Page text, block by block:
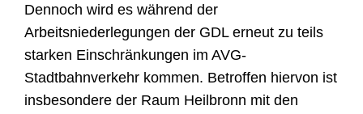
Dennoch wird es während der
Arbeitsniederlegungen der GDL erneut zu teils
starken Einschränkungen im AVG-
Stadtbahnverkehr kommen. Betroffen hiervon ist
insbesondere der Raum Heilbronn mit den